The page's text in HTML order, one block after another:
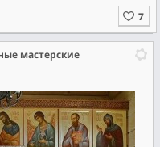
мастерские